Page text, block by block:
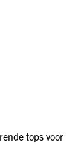
tops voor